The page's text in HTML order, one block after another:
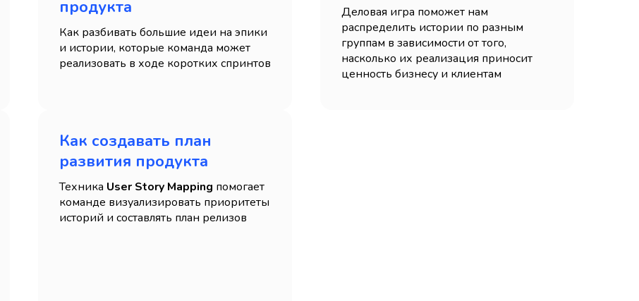
продукта
Как разбивать большие идеи на эпики
и истории, которые команда может
реализовать в ходе коротких спринтов
Деловая игра поможет нам
распределить истории по разным
группам в зависимости от того,
насколько их реализация приносит
ценность бизнесу и клиентам
Как создавать план
развития продукта
Техника User Story Mapping помогает
команде визуализировать приоритеты
историй и составлять план релизов